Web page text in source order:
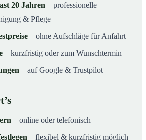
20 Jahren – professionelle
& Pflege
– ohne Aufschläge für Anfahrt
– kurzfristig oder zum Wunschtermin
– auf Google & Trustpilot
– online oder telefonisch
– flexibel & kurzfristig möglich